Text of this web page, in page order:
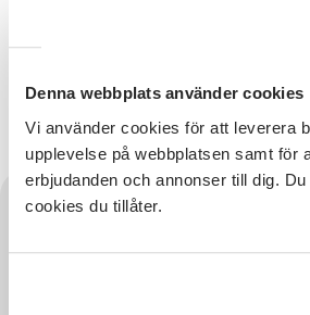
Denna webbplats använder cookies
Vi använder cookies för att leverera
upplevelse på webbplatsen samt för
erbjudanden och annonser till dig.
cookies du tillåter.
stärka demokratin och bidra till
Sprid gärna informationen vidare
vara intresserade!